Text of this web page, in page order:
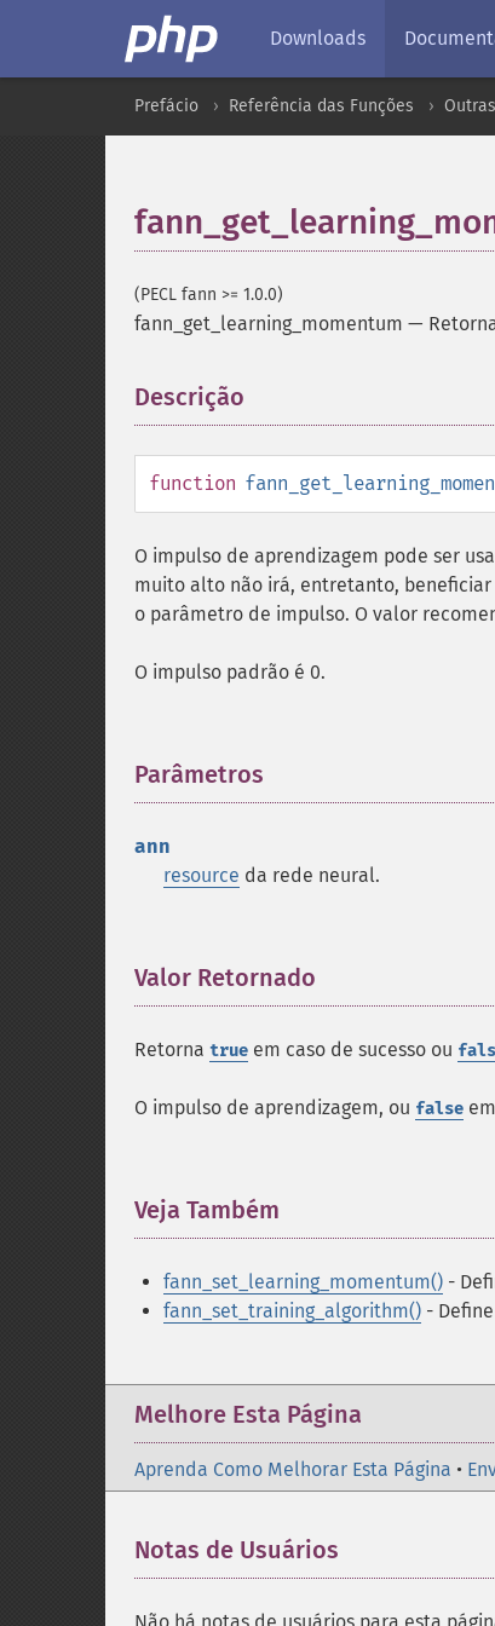
Downloads
Prefácio Referência das Funções
(PECL fann >= 1.0.0)
fann_get_learning_momentum —
Descrição
function
O impulso de aprendizagem pode ser
muito alto não irá, entretanto,
o parâmetro de impulso. O valor
O impulso padrão é 0.
Parâmetros
ann
resource da rede neural.
Valor Retornado
Retorna true em caso de sucesso ou
O impulso de aprendizagem, ou false
Veja Também
fann_set_learning_momentum() -
fann_set_training_algorithm() -
Melhore Esta Página
Aprenda Como Melhorar Esta Página •
Notas de Usuários